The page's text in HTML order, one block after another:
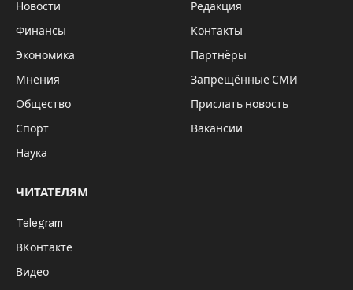
Новости
Финансы
Экономика
Мнения
Общество
Спорт
Наука
Редакция
Контакты
Партнёры
Запрещённые СМИ
Прислать новость
Вакансии
ЧИТАТЕЛЯМ
Telegram
ВКонтакте
Видео